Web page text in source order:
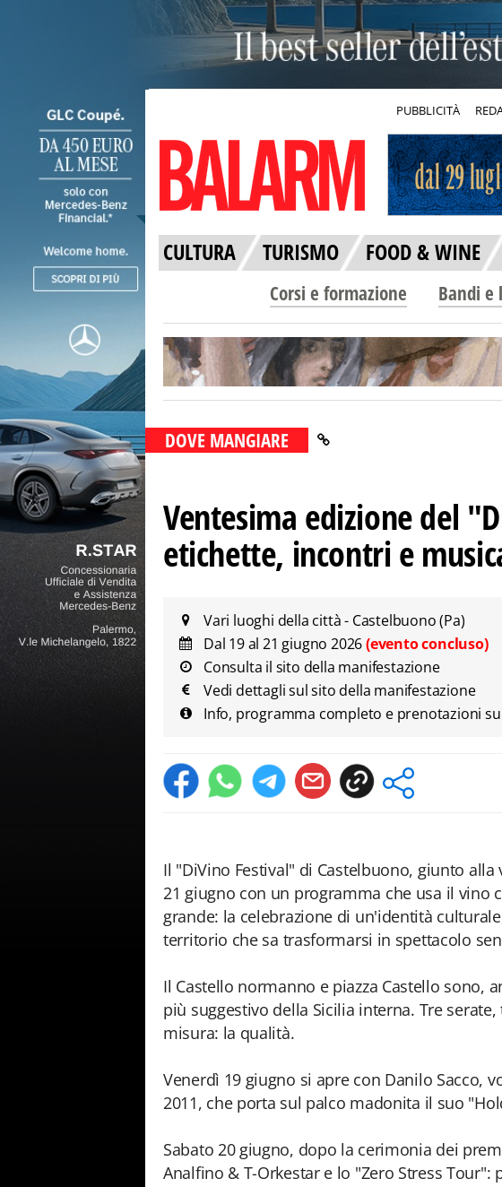
PUBBLICITÀ
CULTURA TURISMO FOOD & WINE
Corsi e formazione Bandi e
DOVE MANGIARE
Ventesima edizione del
etichette, incontri e
Vari luoghi della città - Castelbuono (Pa)
Dal 19 al 21 giugno 2026(evento concluso)
Consulta il sito della manifestazione
Vedi dettagli sul sito della manifestazione
Info, programma completo e prenotazioni
Il "DiVino Festival" di Castelbuono, giunto
21 giugno con un programma che usa il vino
grande: la celebrazione di un'identità
territorio che sa trasformarsi in spettacolo
Il Castello normanno e piazza Castello sono,
più suggestivo della Sicilia interna. Tre
misura: la qualità.
Venerdì 19 giugno si apre con Danilo Sacco,
2011, che porta sul palco madonita il suo
Sabato 20 giugno, dopo la cerimonia dei
Analfino & T-Orkestar e lo "Zero Stress